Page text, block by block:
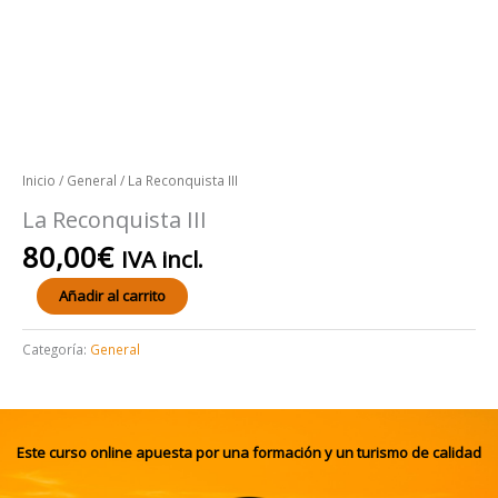
Inicio / General / La Reconquista III
La Reconquista III
80,00€ IVA incl.
Añadir al carrito
Categoría: General
Este curso online apuesta por una formación y un turismo de calidad